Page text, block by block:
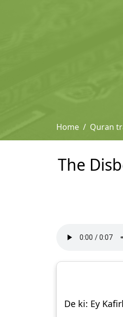
Home Quran
The
De ki: Ey